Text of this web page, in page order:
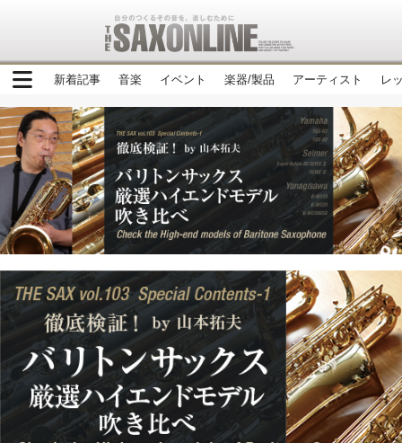
新着記事 音楽 イベント 楽器/製品 アーティスト レ